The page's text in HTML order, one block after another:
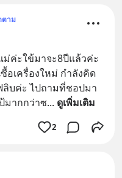
ตาม
ค่ะใข้มาจะ8ปีแล้วค่ะ​
อเครื่องใหม่​ กำลังคิด
บค่ะ​ ไปถามที่ชอปมา
มากกว่าซ... ดูเพิ่มเติม
2